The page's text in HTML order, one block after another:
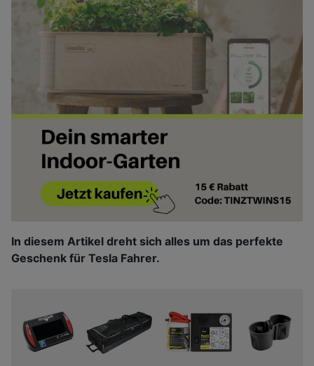
In diesem Artikel dreht sich alles um das perfekte
Geschenk für Tesla Fahrer.